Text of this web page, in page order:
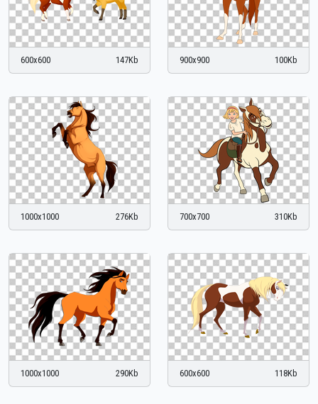
600x600 147Kb 900x900 100Kb
1000x1000 276Kb 700x700 310Kb
1000x1000 290Kb 600x600 118Kb